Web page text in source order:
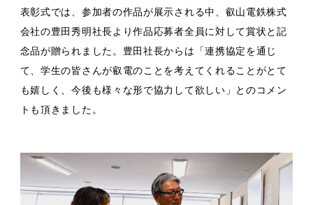
表彰式では、参加者の作品が展示される中、叡山電鉄株式
会社の豊田秀明社長より作品応募者全員に対して賞状と記
念品が贈られました。豊田社長からは「連携協定を通じ
て、学生の皆さんが叡電のことを考えてくれることがとて
も嬉しく、今後も様々な形で協力して欲しい」とのコメン
トも頂きました。